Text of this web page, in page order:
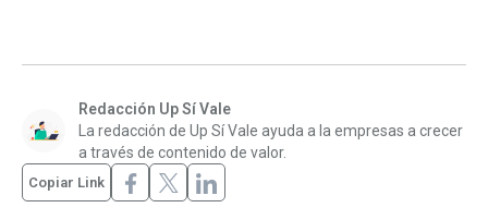
Redacción Up Sí Vale
La redacción de Up Sí Vale ayuda a la empresas a crecer
a través de contenido de valor.
Copiar Link